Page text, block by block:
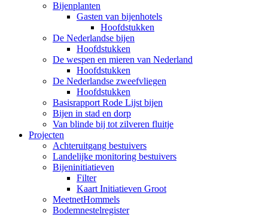
Bijenplanten
Gasten van bijenhotels
Hoofdstukken
De Nederlandse bijen
Hoofdstukken
De wespen en mieren van Nederland
Hoofdstukken
De Nederlandse zweefvliegen
Hoofdstukken
Basisrapport Rode Lijst bijen
Bijen in stad en dorp
Van blinde bij tot zilveren fluitje
Projecten
Achteruitgang bestuivers
Landelijke monitoring bestuivers
Bijeninitiatieven
Filter
Kaart Initiatieven Groot
MeetnetHommels
Bodemnestelregister